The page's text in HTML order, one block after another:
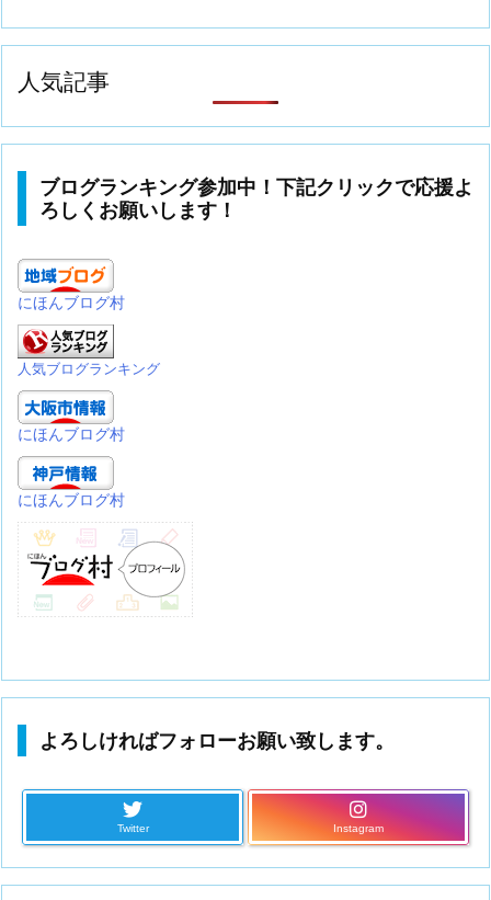
人気記事
ブログランキング参加中！下記クリックで応援よ
ろしくお願いします！
にほんブログ村
人気ブログランキング
にほんブログ村
にほんブログ村
よろしければフォローお願い致します。
Twitter Instagram